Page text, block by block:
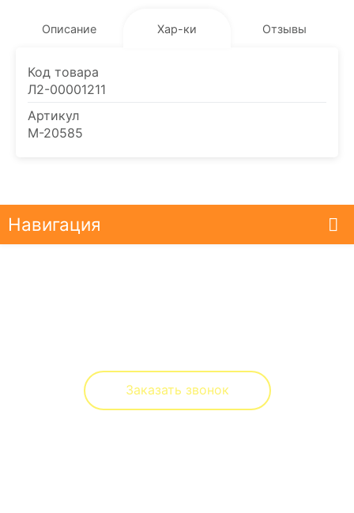
Описание Хар-ки Отзывы
Код товара
Л2-00001211
Артикул
M-20585
Навигация
Заказать звонок